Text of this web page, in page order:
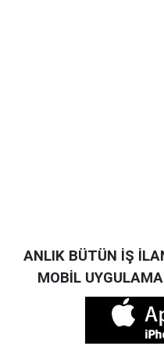
ANLIK BÜTÜN İŞ
MOBİL